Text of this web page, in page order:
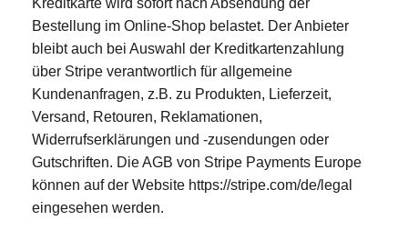
Bestellung im Online-Shop belastet. Der Anbieter
bleibt auch bei Auswahl der Kreditkartenzahlung
über Stripe verantwortlich für allgemeine
Kundenanfragen, z.B. zu Produkten, Lieferzeit,
Versand, Retouren, Reklamationen,
Widerrufserklärungen und -zusendungen oder
Gutschriften. Die AGB von Stripe Payments Europe
können auf der Website https://stripe.com/de/legal
eingesehen werden.